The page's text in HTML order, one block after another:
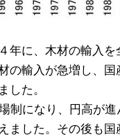
年に、木材の輸入を
の輸入が急増し、
した。
制になり、円高が
ました。その後も